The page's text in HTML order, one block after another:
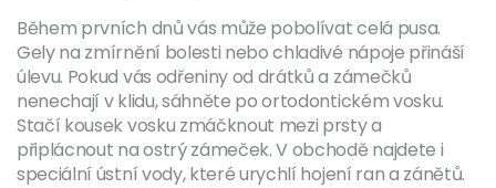
Během prvních dnů vás může pobolívat celá pusa.
Gely na zmírnění bolesti nebo chladivé nápoje přináší
úlevu. Pokud vás odřeniny od drátků a zámečků
nenechají v klidu, sáhněte po ortodontickém vosku.
Stačí kousek vosku zmáčknout mezi prsty a
připlácnout na ostrý zámeček. V obchodě najdete i
speciální ústní vody, které urychlí hojení ran a zánětů.